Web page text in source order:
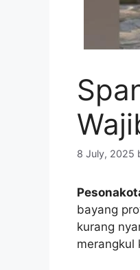
8 July, 2025
bayang
kurang
merangkul